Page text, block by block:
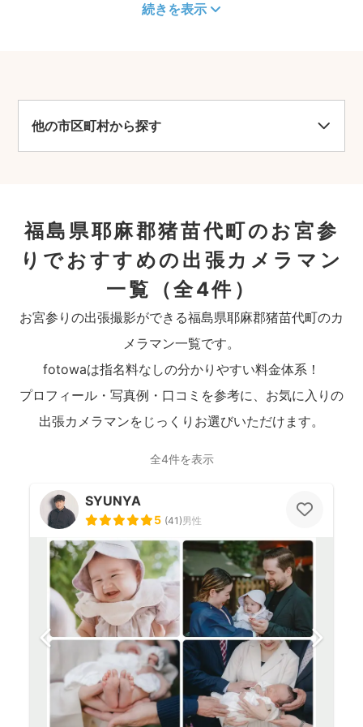
続きを表示
他の市区町村から探す
福島県耶麻郡猪苗代町のお宮参
りでおすすめの出張カメラマン
一覧
（全4件）
お宮参りの出張撮影ができる福島県耶麻郡猪苗代町のカ
メラマン一覧です。
fotowaは指名料なしの分かりやすい料金体系！
プロフィール・写真例・口コミを参考に、お気に入りの
出張カメラマンをじっくりお選びいただけます。
全4件を表示
SYUNYA
5 (41)男性